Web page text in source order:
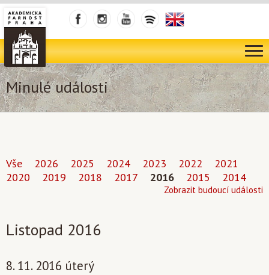
Minulé události
Vše 2026 2025 2024 2023 2022
2021
2020
2019 2018 2017 2016 2015 2014
Zobrazit budoucí události
Listopad 2016
8. 11. 2016 úterý